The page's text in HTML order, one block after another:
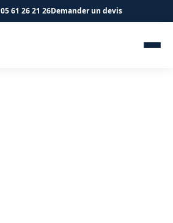
05 61 26 21 26Demander un devis